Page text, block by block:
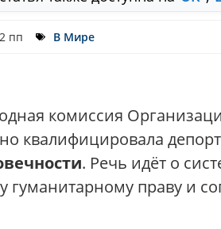
пп В Мире
комиссия
квалифицировала
. Речь идёт о
праву и